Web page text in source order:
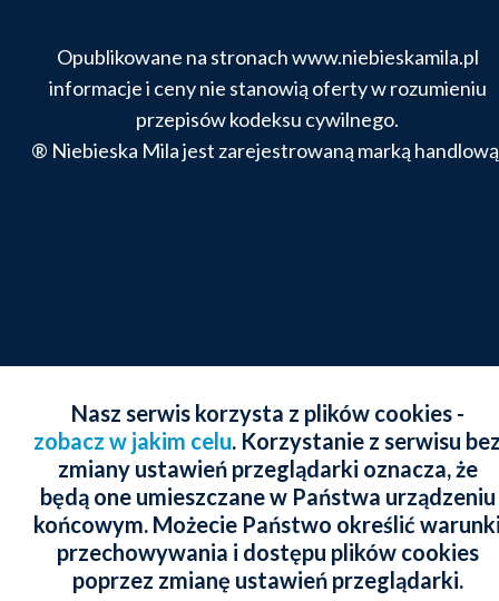
Opublikowane na stronach www.niebieskamila.pl
informacje i ceny nie stanowią oferty w rozumieniu
przepisów kodeksu cywilnego.
® Niebieska Mila jest zarejestrowaną marką
Nasz serwis korzysta z plików cookies -
zobacz w jakim celu. Korzystanie z serwisu
zmiany ustawień przeglądarki oznacza, że
będą one umieszczane w Państwa urządzeniu
końcowym. Możecie Państwo określić
przechowywania i dostępu plików cookies
poprzez zmianę ustawień przeglądarki.